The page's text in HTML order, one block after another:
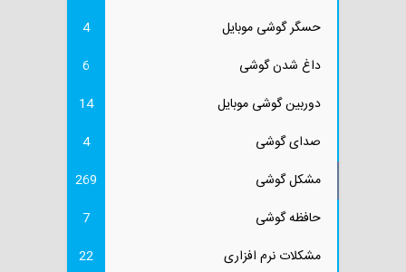
حسگر گوشی موبایل
4
داغ شدن گوشی
6
دوربین گوشی موبایل
14
صدای گوشی
4
مشکل گوشی
269
حافظه گوشی
7
مشکلات نرم افزاری
22